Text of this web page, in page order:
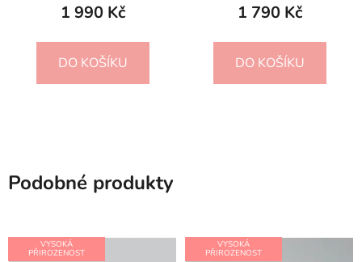
1 990 Kč
DO KOŠÍKU
1 790 Kč
DO KOŠÍKU
Podobné produkty
VYSOKÁ
PŘIROZENOST
VYSOKÁ
PŘIROZENOST